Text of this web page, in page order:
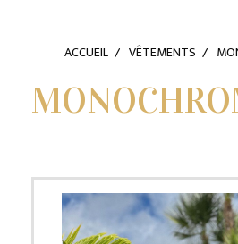
ACCUEIL VÊTEMENTS